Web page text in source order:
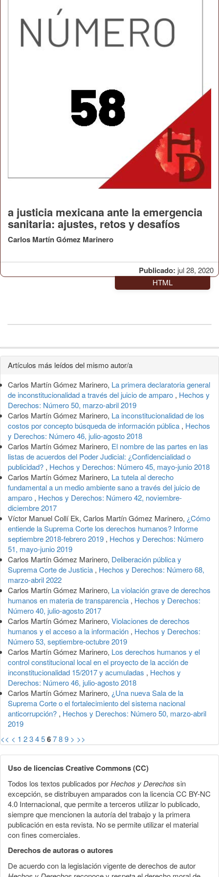
Publicado: jul 28, 2020
a justicia mexicana ante la emergencia
sanitaria: ajustes, retos y desafíos
Carlos Martín Gómez Marinero
HTML
Detalles
del
artículo
Artículos más leídos del mismo autor/a
Carlos Martín Gómez Marinero, La primera declaratoria general
de inconstitucionalidad a través del juicio de amparo , Hechos y
Derechos: Número 50, marzo-abril 2019
Carlos Martín Gómez Marinero, La inconstitucionalidad de los
costos por concepto búsqueda de información pública , Hechos
y Derechos: Número 46, julio-agosto 2018
Carlos Martín Gómez Marinero, El nombre de las partes en las
listas de acuerdos del Poder Judicial: ¿Confidencialidad o
publicidad? , Hechos y Derechos: Número 45, mayo-junio 2018
Carlos Martín Gómez Marinero, La tutela al derecho
fundamental a un medio ambiente sano a través del juicio de
amparo , Hechos y Derechos: Número 42, noviembre-
diciembre 2017
Víctor Manuel Collí Ek, Carlos Martín Gómez Marinero, ¿Cómo
entiende la Suprema Corte los derechos humanos? Informe
septiembre 2018-febrero 2019 , Hechos y Derechos: Número
51, mayo-junio 2019
Carlos Martín Gómez Marinero, Deliberación pública y
Suprema Corte de Justicia , Hechos y Derechos: Número 68,
marzo-abril 2022
Carlos Martín Gómez Marinero, La violación grave de derechos
humanos en materia de transparencia , Hechos y Derechos:
Número 40, julio-agosto 2017
Carlos Martín Gómez Marinero, Violaciones de derechos
humanos y el acceso a la información , Hechos y Derechos:
Número 53, septiembre-octubre 2019
Carlos Martín Gómez Marinero, Los derechos humanos y el
control constitucional local en el proyecto de la acción de
inconstitucionalidad 15/2017 y acumuladas , Hechos y
Derechos: Número 46, julio-agosto 2018
Carlos Martín Gómez Marinero, ¿Una nueva Sala de la
Suprema Corte o el fortalecimiento del sistema nacional
anticorrupción? , Hechos y Derechos: Número 50, marzo-abril
2019
<< < 1 23456789 > >>
Uso de licencias Creative Commons (CC)
Todos los textos publicados porHechos y Derechos sin
excepción, se distribuyen amparados con la licencia CC BY-NC
4.0 Internacional, que permite a terceros utilizar lo publicado,
siempre que mencionen la autoría del trabajo y la primera
publicación en esta revista. No se permite utilizar el material
con fines comerciales.
Derechos de autoras o autores
De acuerdo con la legislación vigente de derechos de autor